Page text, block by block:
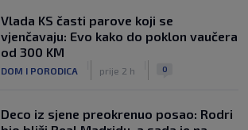
Vlada KS časti parove koji se
vjenčavaju: Evo kako do poklon vaučera
od 300 KM
DOM I PORODICA prije 2 h 0
Deco iz sjene preokrenuo posao: Rodri